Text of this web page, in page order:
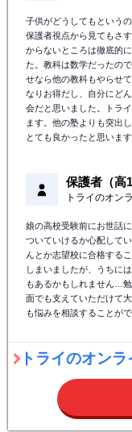
子供がどうしてもという
保護者視点から見てもさ
からないところは徹底的
た。教科は数学だったの
せなら他の教科もやらせ
なりお得だし、自分にど
会だと思いました。トラ
ます。他の塾よりも突出
とても良かったと思います
保護者（高1
トライのオン
娘の高校受験前にお世話
ついていけるか心配して
んとか志望校に合格する
しまいましたが、うちに
もあるかもしれません…
面でも支えていただけて
も悩みを相談することがで
トライのオン